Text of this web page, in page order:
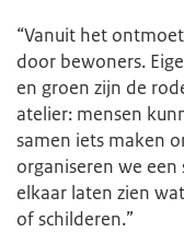
“Vanuit het
door bewoners.
en groen zijn de
atelier: mensen
samen iets maken
organiseren we
elkaar laten zien
of schilderen.”